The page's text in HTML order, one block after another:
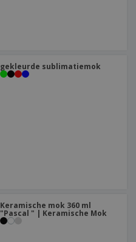
gekleurde sublimatiemok
Keramische mok 360 ml
"Pascal " | Keramische Mok